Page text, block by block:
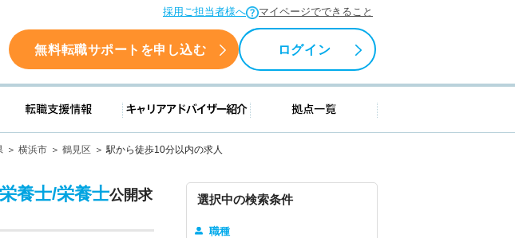
採用ご担当者様へ マイページでできること
651 無料転職サポートを申し込む ログイン
職成功事例 転職支援情報 キャリアアドバイザー紹介 拠点一覧
横浜市 鶴見区 駅から徒歩10分以内の求人
養士/栄養士公開求
選択中の検索条件
職種